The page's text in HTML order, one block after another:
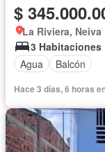
$
La Riviera, Neiva
3 Habitaciones
Agua
Balcón
Hace 3 días, 6 horas